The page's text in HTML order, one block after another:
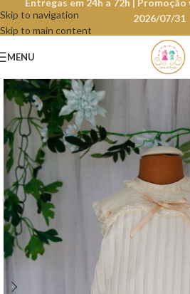
Skip to navigation
Skip to main content
Entregas em 24h a 72h |
2026/07/31
MENU